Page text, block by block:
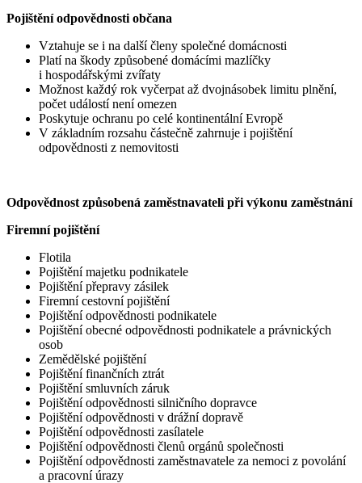
Pojištění odpovědnosti občana
Vztahuje se i na další členy společné domácnosti
Platí na škody způsobené domácími mazlíčky
i hospodářskými zvířaty
Možnost každý rok vyčerpat až dvojnásobek limitu plnění,
počet událostí není omezen
Poskytuje ochranu po celé kontinentální Evropě
V základním rozsahu částečně zahrnuje i pojištění
odpovědnosti z nemovitosti
Odpovědnost způsobená zaměstnavateli při výkonu zaměstnání
Firemní pojištění
Flotila
Pojištění majetku podnikatele
Pojištění přepravy zásilek
Firemní cestovní pojištění
Pojištění odpovědnosti podnikatele
Pojištění obecné odpovědnosti podnikatele a právnických
osob
Zemědělské pojištění
Pojištění finančních ztrát
Pojištění smluvních záruk
Pojištění odpovědnosti silničního dopravce
Pojištění odpovědnosti v drážní dopravě
Pojištění odpovědnosti zasílatele
Pojištění odpovědnosti členů orgánů společnosti
Pojištění odpovědnosti zaměstnavatele za nemoci z povolání
a pracovní úrazy